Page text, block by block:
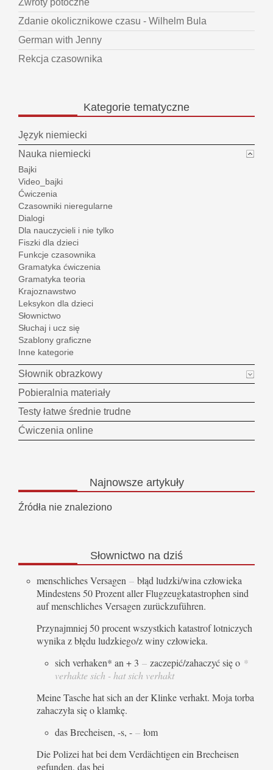
Zwroty potoczne
Zdanie okolicznikowe czasu - Wilhelm Bula
German with Jenny
Rekcja czasownika
Kategorie tematyczne
Język niemiecki
Nauka niemiecki
Bajki
Video_bajki
Ćwiczenia
Czasowniki nieregularne
Dialogi
Dla nauczycieli i nie tylko
Fiszki dla dzieci
Funkcje czasownika
Gramatyka ćwiczenia
Gramatyka teoria
Krajoznawstwo
Leksykon dla dzieci
Słownictwo
Słuchaj i ucz się
Szablony graficzne
Inne kategorie
Słownik obrazkowy
Pobieralnia materiały
Testy łatwe średnie trudne
Ćwiczenia online
Najnowszeartykuły
Źródła nie znaleziono
Słownictwo na dziś
menschliches Versagen – błąd ludzki/wina człowieka
Mindestens 50 Prozent aller Flugzeugkatastrophen sind
auf menschliches Versagen zurückzuführen.
Przynajmniej 50 procent wszystkich katastrof lotniczych
wynika z błędu ludzkiego/z winy człowieka.
sich verhaken* an + 3 – zaczepić/zahaczyć się o *
verhakte sich - hat sich verhakt
Meine Tasche hat sich an der Klinke verhakt. Moja torba
zahaczyła się o klamkę.
das Brecheisen, -s, - – łom
Die Polizei hat bei dem Verdächtigen ein Brecheisen
gefunden, das bei